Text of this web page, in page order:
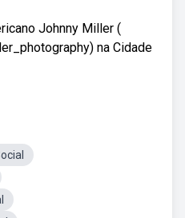
Johnny Miller (
na Cidade